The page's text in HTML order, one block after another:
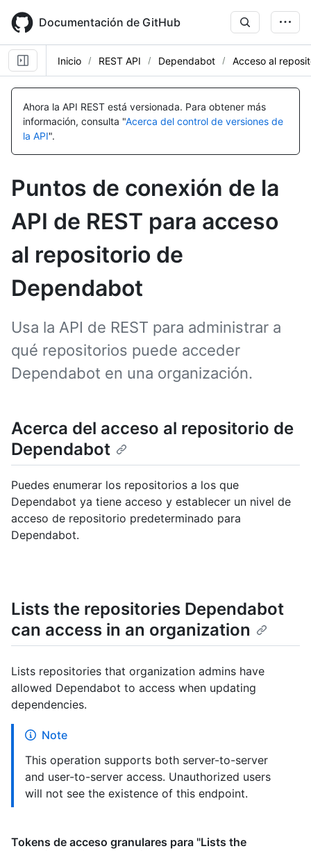
main
content
Documentación de GitHub
Inicio REST API Dependabot Acceso al
Ahora la API REST está versionada. Para obtener más
información, consulta "Acerca del control de versiones de
la API".
Puntos de conexión de la
API de REST para acceso
al repositorio de
Dependabot
Usa la API de REST para administrar a
qué repositorios puede acceder
Dependabot en una organización.
Acerca del acceso al repositorio de
Dependabot
Puedes enumerar los repositorios a los que
Dependabot ya tiene acceso y establecer un nivel de
acceso de repositorio predeterminado para
Dependabot.
Lists the repositories Dependabot
can access in an organization
Lists repositories that organization admins have
allowed Dependabot to access when updating
dependencies.
Note
This operation supports both server-to-server
and user-to-server access. Unauthorized users
will not see the existence of this endpoint.
Tokens de acceso granulares para "Lists the
Nombre,
Tipo,
Descripción
Nombre,
Tipo,
Descripción
Nombre,
Tipo,
Descripción
Nombre,
Tipo,
Descripción
Nombre,
Tipo,
Descripción
Nombre,
Tipo,
Descripción
Nombre,
Tipo,
Descripción
Nombre,
Tipo,
Descripción
Nombre,
Tipo,
Descripción